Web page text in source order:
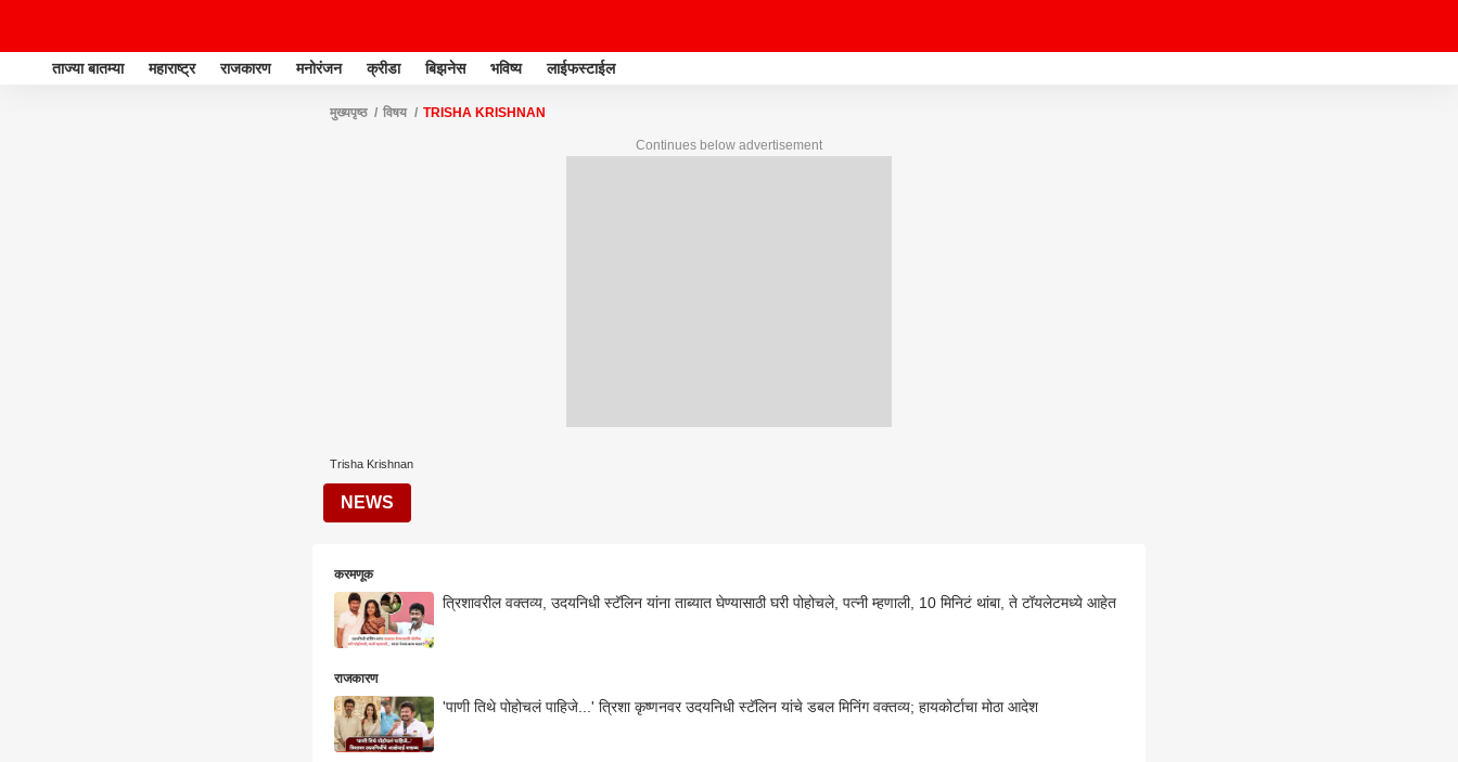
ताज्या बातम्या महाराष्ट्र राजकारण मनोरंजन क्रीडा बिझनेस भविष्य लाईफस्टाईल
मुख्यपृष्ठ विषय TRISHA KRISHNAN
Continues below advertisement
Trisha Krishnan
NEWS
करमणूक
त्रिशावरील वक्तव्य, उदयनिधी स्टॅलिन यांना ताब्यात घेण्यासाठी घरी पोहोचले, पत्नी म्हणाली, 10 मिनिटं थांबा, ते टॉयलेटमध्ये आहेत
राजकारण
'पाणी तिथे पोहोचलं पाहिजे...' त्रिशा कृष्णनवर उदयनिधी स्टॅलिन यांचे डबल मिनिंग वक्तव्य; हायकोर्टाचा मोठा आदेश